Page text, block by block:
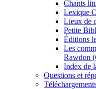
Chants
Lexique
Lieux de
Petite
Éditions
Les
Rawdon
Index de
Questions et